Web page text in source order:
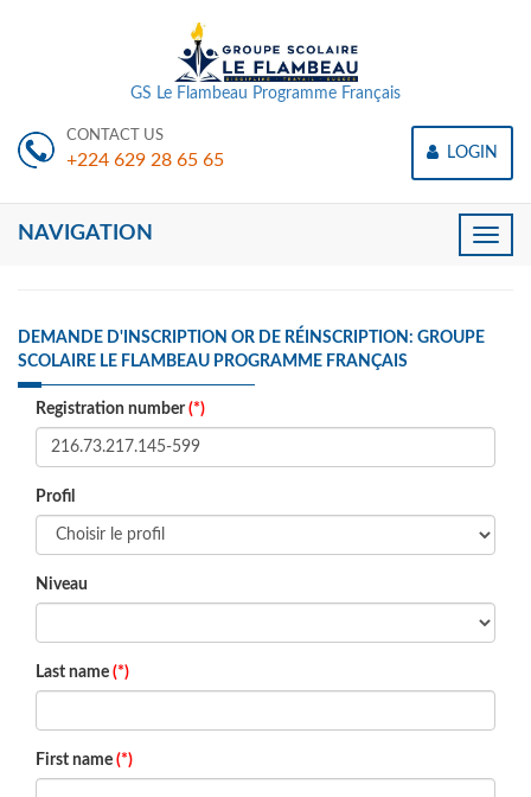
GS Le Flambeau Programme Français
CONTACT US
+224 629 28 65 65 LOGIN
Toggle
NAVIGATION
DEMANDE D'INSCRIPTION OR DE RÉINSCRIPTION: GROUPE
SCOLAIRE LE FLAMBEAU PROGRAMME FRANÇAIS
Registration number(*)
Profil
Niveau
Last name (*)
First name (*)